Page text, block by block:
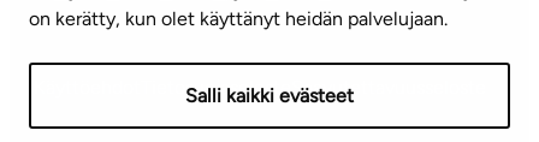
on kerätty, kun olet käyttänyt heidän palvelujaan.
Salli kaikki evästeet
TietosuojaselosteSaavutettavuusseloste